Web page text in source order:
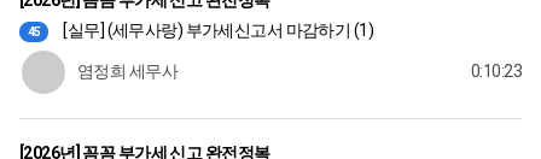
45 [실무] (세무사랑) 부가세신고서 마감하기 (1)
염정희 세무사 0:10:23
[2026년] 꼼꼼 부가세 신고 완전정복